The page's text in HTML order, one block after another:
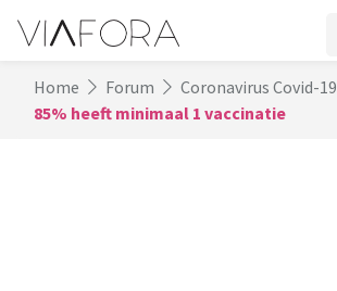
Home Forum
Coronavirus Covid-19
85% heeft minimaal 1 vaccinatie